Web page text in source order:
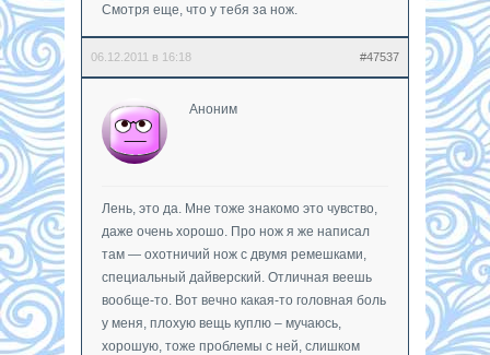
Смотря еще, что у тебя за нож.
06.12.2011 в 16:18 #47537
Аноним
Лень, это да. Мне тоже знакомо это чувство,
даже очень хорошо. Про нож я же написал
там — охотничий нож с двумя ремешками,
специальный дайверский. Отличная веешь
вообще-то. Вот вечно какая-то головная боль
у меня, плохую вещь куплю – мучаюсь,
хорошую, тоже проблемы с ней, слишком